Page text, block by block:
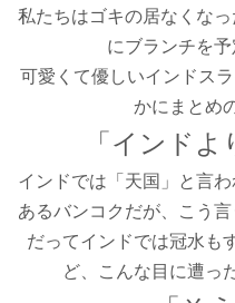
私たちはゴキの居なくな
にブランチを予
可愛くて優しいインドス
かにまとめ
「インドよ
インドでは「天国」と言
あるバンコクだが、こう
だってインドでは冠水も
ど、こんな目に遭っ